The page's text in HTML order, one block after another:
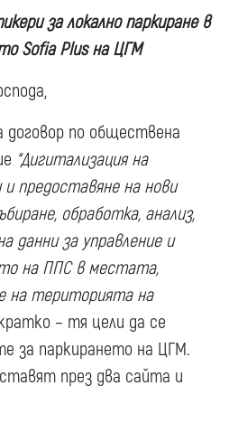
за локално паркиране в
Sofia Plus на ЦГМ
договор по обществена
“Дигитализация на
предоставяне на нови
обработка, анализ,
данни за управление и
на ППС в местата,
на територията на
– тя цели да се
за паркирането на ЦГМ.
през два сайта и